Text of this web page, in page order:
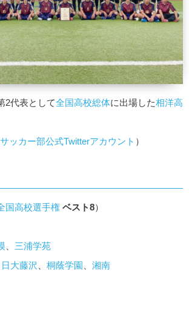
2代表として全国高校総体に出場した相洋高
ッカー部公式Twitterアカウント ）
国高校選手権 ベスト8）
三浦学苑
日大藤沢 桐蔭学園
湘南